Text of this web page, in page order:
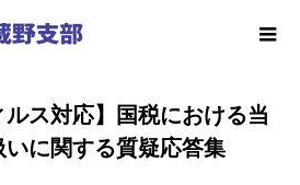
ルス対応】国税における当
に関する質疑応答集